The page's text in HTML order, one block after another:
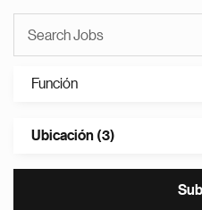
Función
Ubicación (3)